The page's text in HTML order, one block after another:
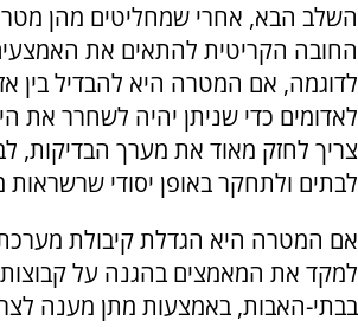
השלב הבא, אחרי שמחליטים מהן
החובה הקריטית להתאים את
לדוגמה, אם המטרה היא להבדיל בין
לאדומים כדי שניתן יהיה לשחרר את
צריך לחזק מאוד את מערך הבדיקות,
לבתים ולתחקר באופן יסודי שרשראות
אם המטרה היא הגדלת קיבולת
למקד את המאמצים בהגנה על קבוצות
בבתי-האבות, באמצעות מתן מענה